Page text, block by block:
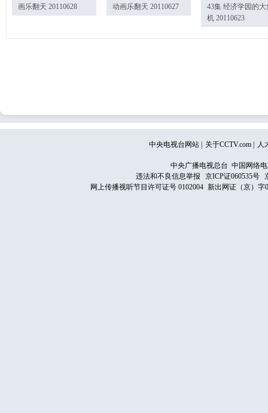
画乐翻天 20110628
动画乐翻天 20110627
43集 经济学园的大
机 20110623
中央电视台网站 关于CCTV.com 人
中央广播电视总台 中国网络
违法和不良信息举报
京ICP证060535号
网上传播视听节目许可证号 0102004 新出网证（京）